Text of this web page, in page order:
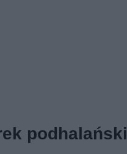
podhalański